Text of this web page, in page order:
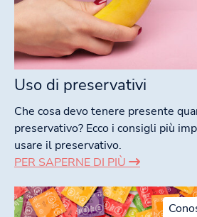
Uso di preservativi
Che cosa devo tenere presente
preservativo? Ecco i consigli più
usare il preservativo.
PER SAPERNE DI PIÙ